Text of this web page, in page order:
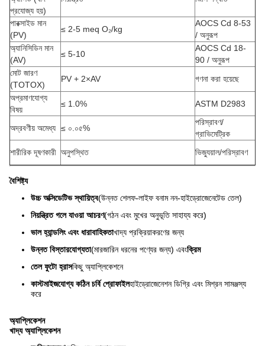
প্রযোজ্য হয়)
পারক্সাইড মান
(PV)
≤ 2-5 meq O₂/kg
AOCS Cd 8-53
/ অনুরূপ
অ্যানিসিডিন মান
(AV)
≤ 5-10
AOCS Cd 18-
90 / অনুরূপ
মোট জারণ
(TOTOX)
PV + 2×AV
গণনা করা হয়েছে
অপ্রমাণযোগ্য
বিষয়
≤ 1.0% ASTM D2983
অদ্রবণীয় অমেধ্য ≤ ০.০৫%
পরিস্রাবণ/
গ্রাভিমেট্রিক
শারীরিক দূষণকারী অনুপস্থিত ভিজ্যুয়াল/পরিস্রাবণ
বৈশিষ্ট্য
উচ্চ অক্সিডেটিভ স্থায়িত্ব(উন্নত শেলফ-লাইফ বনাম নন-হাইড্রোজেনেটেড তেল)
নিয়ন্ত্রিত গলে যাওয়া আচরণ(গঠন এবং মুখের অনুভূতি সাহায্য করে)
ভাল হ্যান্ডলিং এবং ধারাবাহিকতাখাদ্য প্রক্রিয়াকরণের জন্য
উন্নত বিস্তারযোগ্যতা(মারজারিন ধরনের পণ্যের জন্য) এবংক্রিম
তেল ফুটো হ্রাসকিছু অ্যাপ্লিকেশনে
কাস্টমাইজযোগ্য কঠিন চর্বি প্রোফাইলহাইড্রোজেনেশন ডিগ্রি এবং মিশ্রন সামঞ্জস্য
করে
অ্যাপ্লিকেশন
খাদ্য অ্যাপ্লিকেশন